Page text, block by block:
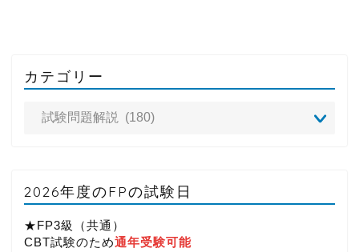
カテゴリー
2026年度のFPの試験日
★FP3級（共通）
CBT試験のため通年受験可能